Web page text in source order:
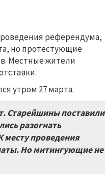
референдума,
но протестующие
Местные жители
утром 27 марта.
Старейшины поставили
разогнать
проведения
Но митингующие не